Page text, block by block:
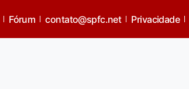
Fórum contato@spfc.net Privacidade